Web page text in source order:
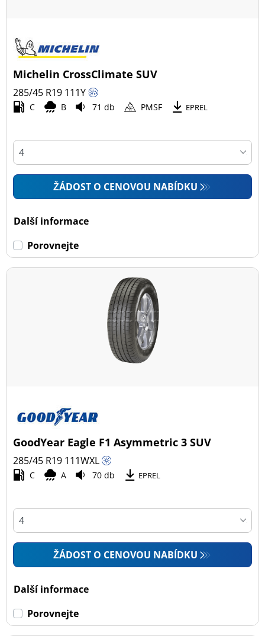
Michelin CrossClimate SUV
285/45 R19 111Y
C B 71 db PMSF EPREL
ŽÁDOST O CENOVOU NABÍDKU
Další informace
Porovnejte
GoodYear Eagle F1 Asymmetric 3 SUV
285/45 R19 111WXL
C A 70 db EPREL
ŽÁDOST O CENOVOU NABÍDKU
Další informace
Porovnejte